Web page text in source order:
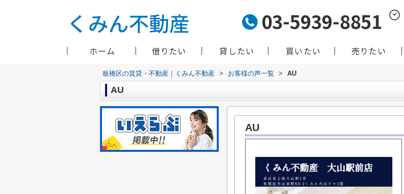
03-5939-8851
ホーム 借りたい 貸したい 買いたい 売りたい
板橋区の賃貸・不動産｜くみん不動産 > お客様の声一覧 > AU
AU
AU